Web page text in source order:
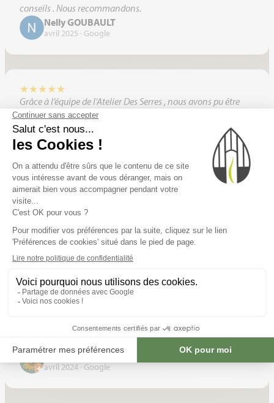
conseils . Nous recommandons.
Nelly GOUBAULT
avril 2025 · Google
★★★★★
Grâce à l’équipe de l’Atelier Des Serres , nous avons pu être
conseillé, afin de pouvoir choisir quel type de serre nous
avions réellement besoin. Une équipe à l’écoute et efficace.
Nous pouvons maintenant profiter d’un moment de détente
dans notre serre. Je recommande sans hésitation cette
entreprise.
jean charles praud
★★★★★
pour l'intégrer dans notre jardin. La commerciale a été de
tres bon conseil sur ce choix. Le montage a été fait à deux en
Tout c'est très bien passé. Seul petit bémol le transport ce fait
jean michel martinez
avril 2024 · Google